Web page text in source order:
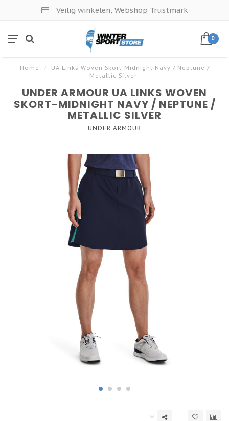
Veilig winkelen, Webshop Trustmark
0
Home /
UA Links Woven Skort-Midnight Navy / Neptune /
Metallic Silver
UNDER ARMOUR UA LINKS WOVEN
SKORT-MIDNIGHT NAVY / NEPTUNE /
METALLIC SILVER
UNDER ARMOUR